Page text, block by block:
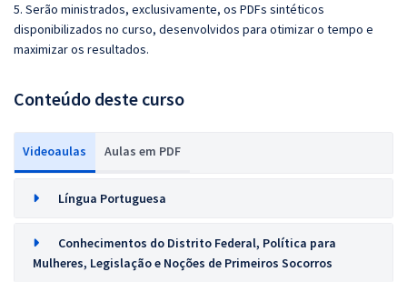
5. Serão ministrados, exclusivamente, os PDFs sintéticos
disponibilizados no curso, desenvolvidos para otimizar o tempo e
maximizar os resultados.
Conteúdo deste curso
Videoaulas Aulas em PDF
Língua Portuguesa
Conhecimentos do Distrito Federal, Política para
Mulheres, Legislação e Noções de Primeiros Socorros